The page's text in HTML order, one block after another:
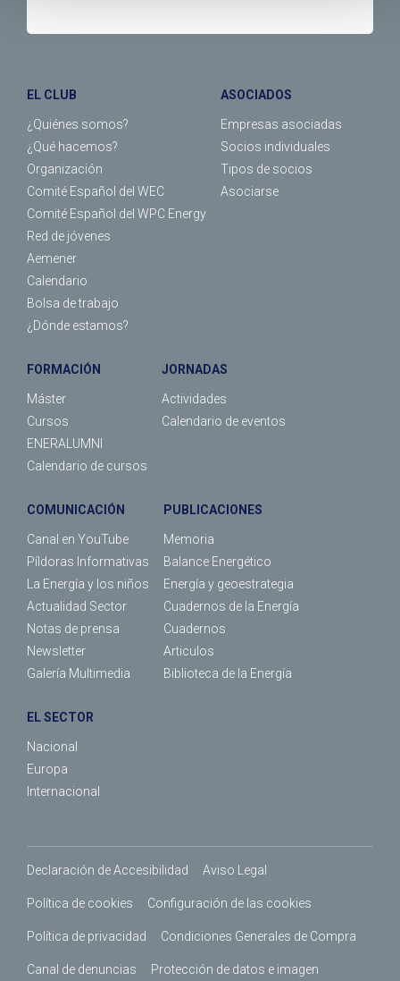
EL CLUB
¿Quiénes somos?
¿Qué hacemos?
Organización
Comité Español del WEC
Comité Español del WPC Energy
Red de jóvenes
Aemener
Calendario
Bolsa de trabajo
¿Dónde estamos?
ASOCIADOS
Empresas asociadas
Socios individuales
Tipos de socios
Asociarse
FORMACIÓN
Máster
Cursos
ENERALUMNI
Calendario de cursos
JORNADAS
Actividades
Calendario de eventos
COMUNICACIÓN
Canal en YouTube
Píldoras Informativas
La Energía y los niños
Actualidad Sector
Notas de prensa
Newsletter
Galería Multimedia
PUBLICACIONES
Memoria
Balance Energético
Energía y geoestrategia
Cuadernos de la Energía
Cuadernos
Articulos
Biblioteca de la Energía
EL SECTOR
Nacional
Europa
Internacional
Declaración de Accesibilidad Aviso Legal
Política de cookies Configuración de las cookies
Política de privacidad Condiciones Generales de Compra
Canal de denuncias Protección de datos e imagen